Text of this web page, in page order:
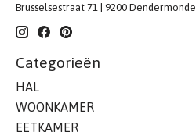
Brusselsestraat 71 | 9200 Dendermonde
Categorieën
HAL
WOONKAMER
EETKAMER